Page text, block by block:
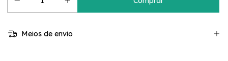
Meios de envio